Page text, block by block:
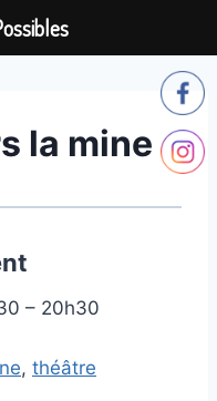
la mine
– 20h30
, théâtre